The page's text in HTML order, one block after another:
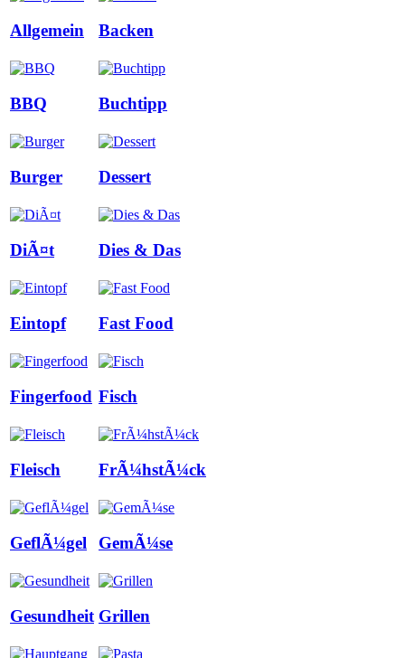
Allgemein Backen
BBQ Buchtipp
Burger Dessert
DiÃ¤t Dies & Das
Eintopf Fast Food
Fingerfood Fisch
Fleisch FrÃ¼hstÃ¼ck
GeflÃ¼gel GemÃ¼se
Gesundheit Grillen